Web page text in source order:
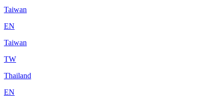
Taiwan
EN
Taiwan
TW
Thailand
EN